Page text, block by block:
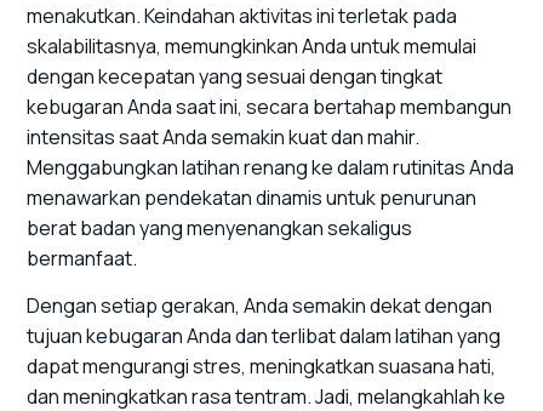
menakutkan. Keindahan aktivitas ini terletak pada
skalabilitasnya, memungkinkan Anda untuk memulai
dengan kecepatan yang sesuai dengan tingkat
kebugaran Anda saat ini, secara bertahap membangun
intensitas saat Anda semakin kuat dan mahir.
Menggabungkan latihan renang ke dalam rutinitas Anda
menawarkan pendekatan dinamis untuk penurunan
berat badan yang menyenangkan sekaligus
bermanfaat.
Dengan setiap gerakan, Anda semakin dekat dengan
tujuan kebugaran Anda dan terlibat dalam latihan yang
dapat mengurangi stres, meningkatkan suasana hati,
dan meningkatkan rasa tentram. Jadi, melangkahlah ke